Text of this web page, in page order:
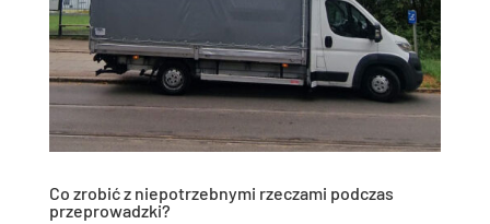
Co zrobić z niepotrzebnymi rzeczami podczas
przeprowadzki?